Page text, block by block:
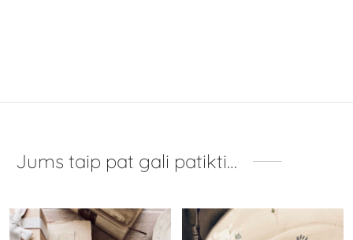
Jums taip pat gali patikti…